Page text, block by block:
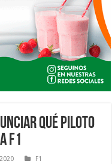
QUÉ PILOTO
F1
F1